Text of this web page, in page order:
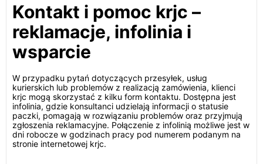
Kontakt i pomoc krjc –
reklamacje, infolinia i
wsparcie
W przypadku pytań dotyczących przesyłek, usług
kurierskich lub problemów z realizacją zamówienia, klienci
krjc mogą skorzystać z kilku form kontaktu. Dostępna jest
infolinia, gdzie konsultanci udzielają informacji o statusie
paczki, pomagają w rozwiązaniu problemów oraz przyjmują
zgłoszenia reklamacyjne. Połączenie z infolinią możliwe jest w
dni robocze w godzinach pracy pod numerem podanym na
stronie internetowej krjc.